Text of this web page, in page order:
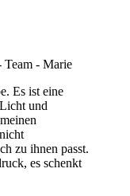
Es ist eine
und
zu ihnen passt.
es schenkt